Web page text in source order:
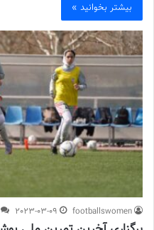
بیشتر بخوانید »
footballswomen
2023-03-09